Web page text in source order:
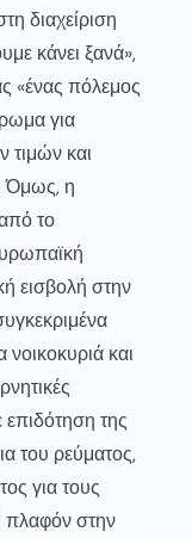
διαχείριση
κάνει ξανά»,
«ένας πόλεμος
για
τιμών και
Όμως, η
το
εισβολή στην
νοικοκυριά και
επιδότηση της
του ρεύματος,
για τους
πλαφόν στην